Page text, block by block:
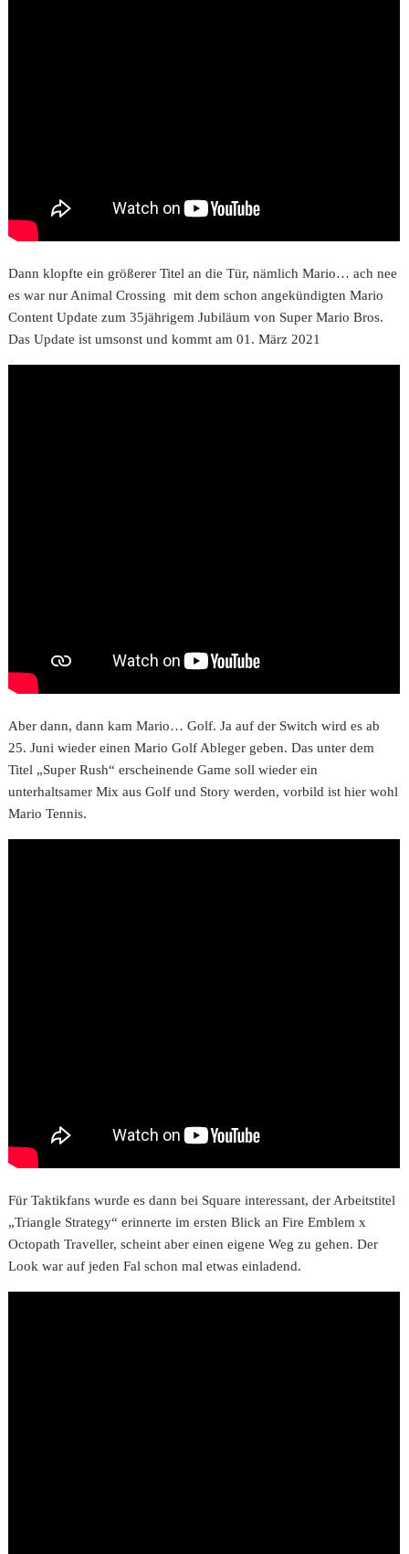
Dann klopfte ein größerer Titel an die Tür, nämlich Mario… ach nee
es war nur Animal Crossing mit dem schon angekündigten Mario
Content Update zum 35jährigem Jubiläum von Super Mario Bros.
Das Update ist umsonst und kommt am 01. März 2021
Aber dann, dann kam Mario… Golf. Ja auf der Switch wird es ab
25. Juni wieder einen Mario Golf Ableger geben. Das unter dem
Titel „Super Rush“ erscheinende Game soll wieder ein
unterhaltsamer Mix aus Golf und Story werden, vorbild ist hier wohl
Mario Tennis.
Für Taktikfans wurde es dann bei Square interessant, der Arbeitstitel
„Triangle Strategy“ erinnerte im ersten Blick an Fire Emblem x
Octopath Traveller, scheint aber einen eigene Weg zu gehen. Der
Look war auf jeden Fal schon mal etwas einladend.